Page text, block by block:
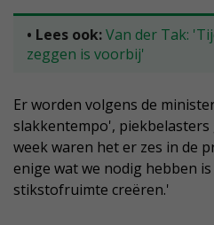
• Lees ook:Van der Tak:
zeggen is voorbij'
Er worden volgens de
slakkentempo',
week waren het er zes in de
enige wat we nodig hebben
stikstofruimte creëren.'